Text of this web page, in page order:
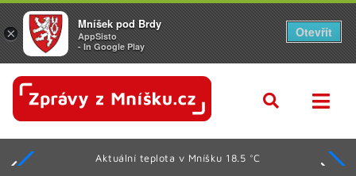
Aktuální teplota v Mníšku 18.5 °C
×
Mníšek pod Brdy
AppSisto
- In Google Play
Otevřít